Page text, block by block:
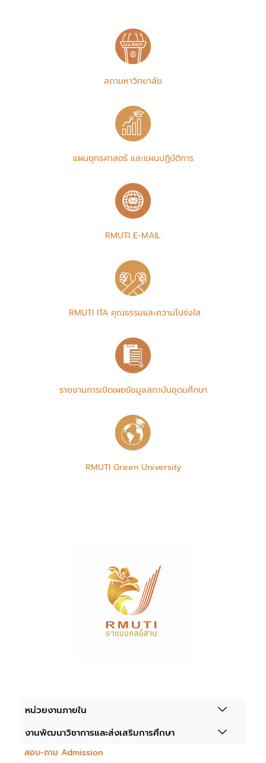
สภามหาวิทยาลัย
แผนยุทธศาสตร์ และแผนปฏิบัติการ
RMUTI E-MAIL
RMUTI ITA คุณธรรมและความโปร่งใส
รายงานการเปิดเผยข้อมูลสถาบันอุดมศึกษา
RMUTI Green University
หน่วยงานภายใน
งานพัฒนาวิชาการและส่งเสริมการศึกษา
สอบ-ถาม Admission